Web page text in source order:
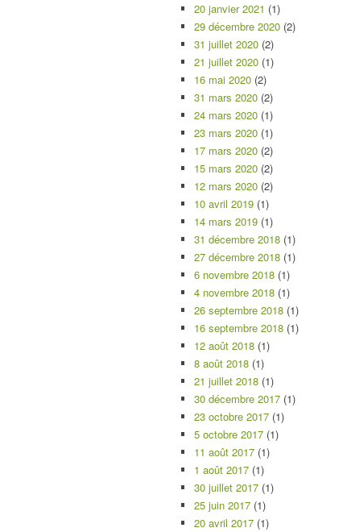
20 janvier 2021 (1)
29 décembre 2020 (2)
31 juillet 2020 (2)
21 juillet 2020 (1)
16 mai 2020 (2)
31 mars 2020 (2)
24 mars 2020 (1)
23 mars 2020 (1)
17 mars 2020 (2)
15 mars 2020 (2)
12 mars 2020 (2)
10 avril 2019 (1)
14 mars 2019 (1)
31 décembre 2018 (1)
27 décembre 2018 (1)
6 novembre 2018 (1)
4 novembre 2018 (1)
26 septembre 2018 (1)
16 septembre 2018 (1)
12 août 2018 (1)
8 août 2018 (1)
21 juillet 2018 (1)
30 décembre 2017 (1)
23 octobre 2017 (1)
5 octobre 2017 (1)
11 août 2017 (1)
1 août 2017 (1)
30 juillet 2017 (1)
25 juin 2017 (1)
20 avril 2017 (1)